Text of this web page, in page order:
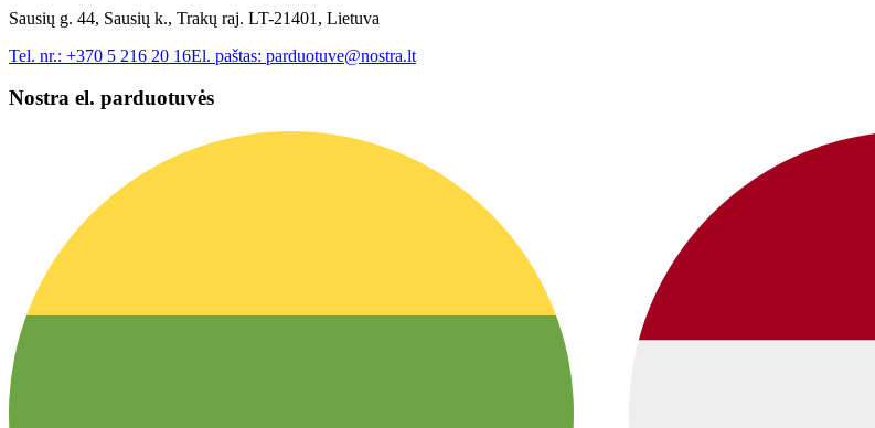
Sausių g. 44, Sausių k., Trakų raj. LT-21401, Lietuva
Tel. nr.: +370 5 216 20 16El. paštas: parduotuve@nostra.lt
Nostra el. parduotuvės